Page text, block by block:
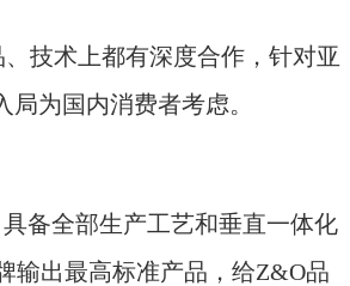
技术上都有深度合作，针对亚
为国内消费者考虑。
备全部生产工艺和垂直一体化
输出最高标准产品，给Z&O品